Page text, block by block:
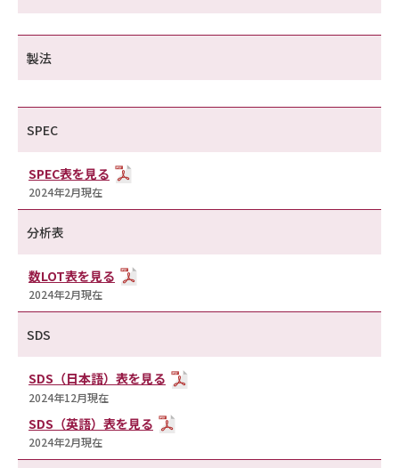
製法
SPEC
SPEC表を見る
2024年2月現在
分析表
数LOT表を見る
2024年2月現在
SDS
SDS（日本語）表を見る
2024年12月現在
SDS（英語）表を見る
2024年2月現在